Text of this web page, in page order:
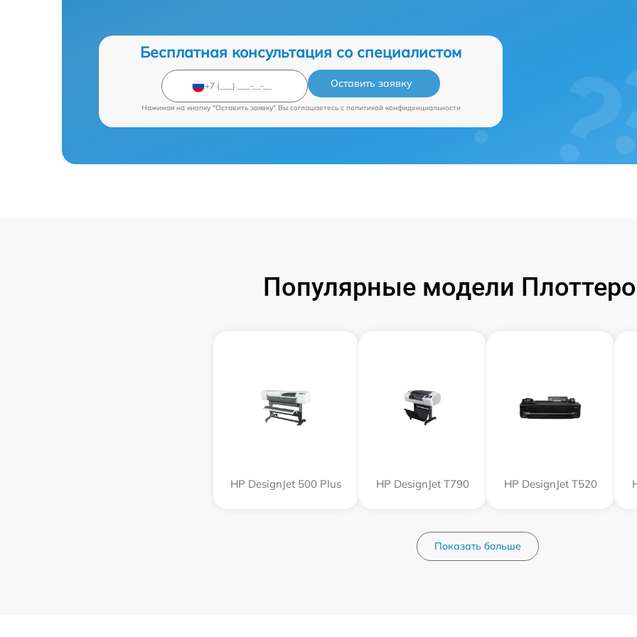
Бесплатная консультация со специалистом
Оставить заявку
Нажимая на кнопку "Оставить заявку" Вы соглашаетесь c политикой конфиденциальности
Популярные модели
HP DesignJet 500 Plus HP DesignJet T790 HP DesignJet T520
Показать больше